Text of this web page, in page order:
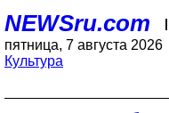
NEWSru.com |
пятница, 7 августа 2026
Культура